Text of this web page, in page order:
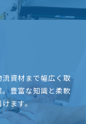
資材まで幅広く取
豊富な知識と柔軟
ます。